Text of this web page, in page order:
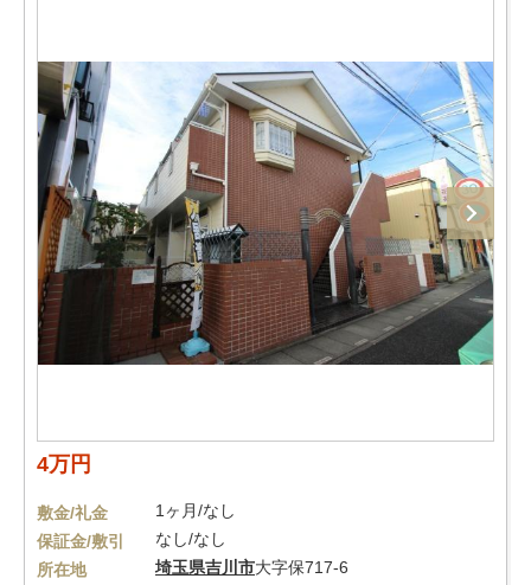
4万円
敷金/礼金
1ヶ月/なし
保証金/敷引
なし/なし
所在地
埼玉県吉川市大字保717-6